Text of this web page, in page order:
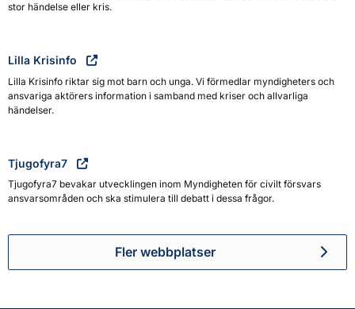
stor händelse eller kris.
Lilla Krisinfo
Lilla Krisinfo riktar sig mot barn och unga. Vi förmedlar myndigheters och
ansvariga aktörers information i samband med kriser och allvarliga
händelser.
Tjugofyra7
Tjugofyra7 bevakar utvecklingen inom Myndigheten för civilt försvars
ansvarsområden och ska stimulera till debatt i dessa frågor.
Fler webbplatser